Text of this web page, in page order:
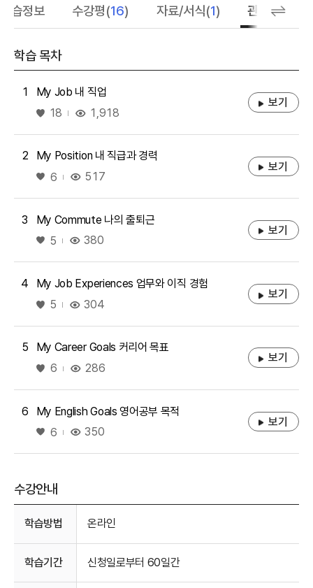
학습정보 수강평(16) 자료/서식(1) 관련 추천 학
학습 목차
1
My Job 내 직업
좋아요
18 1,918
보기
2
My Position 내 직급과 경력
좋아요
6 517
보기
3
My Commute 나의 출퇴근
좋아요
5 380
보기
4
My Job Experiences 업무와 이직 경험
좋아요
5 304
보기
5
My Career Goals 커리어 목표
좋아요
6 286
보기
6
My English Goals 영어공부 목적
좋아요
6 350
보기
수강안내
학습방법 온라인
학습기간 신청일로부터 60일간